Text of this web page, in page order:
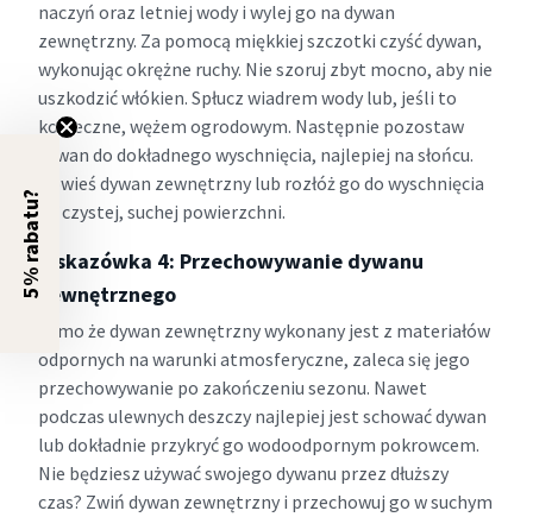
naczyń oraz letniej wody i wylej go na dywan
zewnętrzny. Za pomocą miękkiej szczotki czyść dywan,
wykonując okrężne ruchy. Nie szoruj zbyt mocno, aby nie
uszkodzić włókien. Spłucz wiadrem wody lub, jeśli to
konieczne, wężem ogrodowym. Następnie pozostaw
dywan do dokładnego wyschnięcia, najlepiej na słońcu.
Powieś dywan zewnętrzny lub rozłóż go do wyschnięcia
na czystej, suchej powierzchni.
Wskazówka 4: Przechowywanie dywanu
zewnętrznego
Mimo że dywan zewnętrzny wykonany jest z materiałów
odpornych na warunki atmosferyczne, zaleca się jego
przechowywanie po zakończeniu sezonu. Nawet
podczas ulewnych deszczy najlepiej jest schować dywan
lub dokładnie przykryć go wodoodpornym pokrowcem.
Nie będziesz używać swojego dywanu przez dłuższy
czas? Zwiń dywan zewnętrzny i przechowuj go w suchym
5% rabatu?